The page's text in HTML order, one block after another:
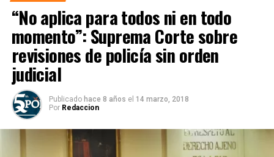
“No aplica para todos ni en todo
momento”: Suprema Corte sobre
revisiones de policía sin orden
judicial
Publicado hace 8 años el 14 marzo, 2018
Por Redaccion